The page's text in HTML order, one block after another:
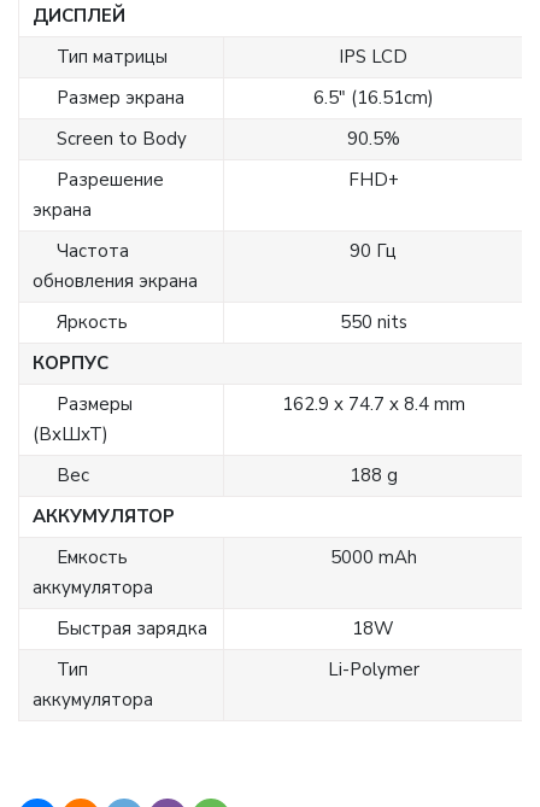
ДИСПЛЕЙ
Тип матрицы
IPS LCD
Размер экрана
6.5" (16.51cm)
Screen to Body
90.5%
Разрешение
экрана
FHD+
Частота
обновления экрана
90 Гц
Яркость
550 nits
КОРПУС
Размеры
(ВхШхТ)
162.9 x 74.7 x 8.4 mm
Вес
188 g
АККУМУЛЯТОР
Емкость
аккумулятора
5000 mAh
Быстрая зарядка
18W
Тип
аккумулятора
Li-Polymer